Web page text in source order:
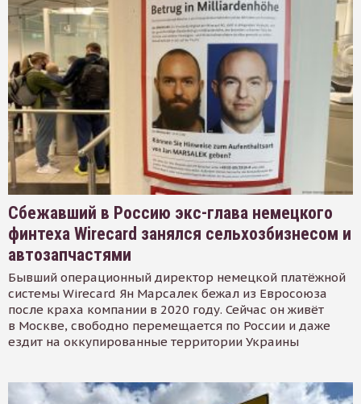
Сбежавший в Россию экс-глава немецкого
финтеха Wirecard занялся сельхозбизнесом и
автозапчастями
Бывший операционный директор немецкой платёжной
системы Wirecard Ян Марсалек бежал из Евросоюза
после краха компании в 2020 году. Сейчас он живёт
в Москве, свободно перемещается по России и даже
ездит на оккупированные территории Украины